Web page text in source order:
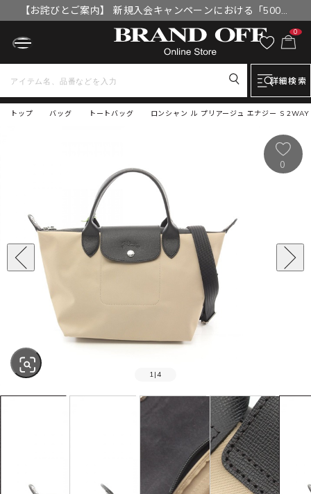
【お詫びとご案内】 新規入会キャンペーンにおける「500円
OFFクーポン」付与漏れと補填について
0
詳細検索
トップ ロンシャン ル プリアージュ エナジー S
バッグ トートバッグ
SOLD OUT
1 |4
0